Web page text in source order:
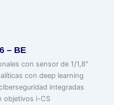
– BE
con sensor de 1/1,8″
con deep learning
integradas
objetivos i-CS